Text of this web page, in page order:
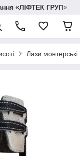
«ЛІФТЕК ГРУП»
Лази монтерські